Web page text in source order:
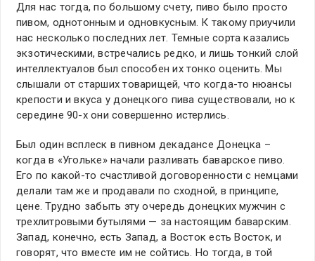
Для нас тогда, по большому счету, пиво было просто
пивом, однотонным и одновкусным. К такому приучили
нас несколько последних лет. Темные сорта казались
экзотическими, встречались редко, и лишь тонкий слой
интеллектуалов был способен их тонко оценить. Мы
слышали от старших товарищей, что когда-то нюансы
крепости и вкуса у донецкого пива существовали, но к
середине 90-х они совершенно истерлись.
Был один всплеск в пивном декадансе Донецка –
когда в «Угольке» начали разливать баварское пиво.
Его по какой-то счастливой договоренности с немцами
делали там же и продавали по сходной, в принципе,
цене. Трудно забыть эту очередь донецких мужчин с
трехлитровыми бутылями — за настоящим баварским.
Запад, конечно, есть Запад, а Восток есть Восток, и
говорят, что вместе им не сойтись. Но тогда, в той